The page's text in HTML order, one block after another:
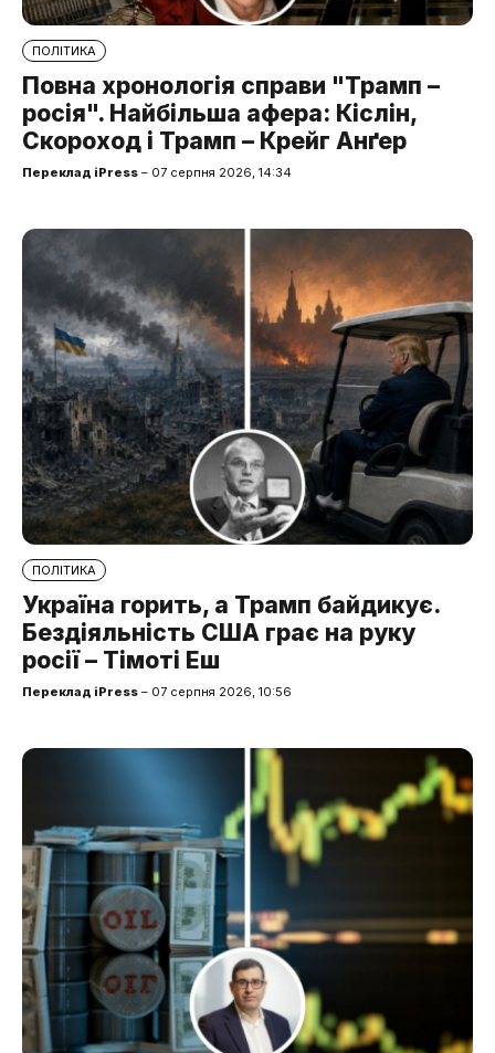
ПОЛІТИКА
Повна хронологія справи "Трамп –
росія". Найбільша афера: Кіслін,
Скороход і Трамп – Крейг Анґер
Переклад iPress – 07 серпня 2026, 14:34
ПОЛІТИКА
Україна горить, а Трамп байдикує.
Бездіяльність США грає на руку
росії – Тімоті Еш
Переклад iPress – 07 серпня 2026, 10:56